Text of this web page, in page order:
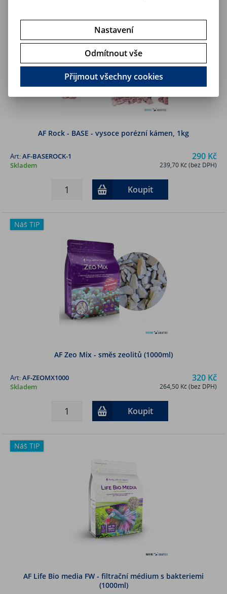
AF Rock - BASE - vysoce porézní kámen, 1kg
290 Kč
239,70 Kč (bez DPH)
Art:AF-BASEROCK-1
Skladem
Koupit
Náš TIP
AF Zeo Mix - směs zeolitů (1000ml)
320 Kč
264,50 Kč (bez DPH)
Art:AF-ZEOMX1000
Skladem
Koupit
Náš TIP
AF Life Bio media FW - filtrační médium s bakteriemi
(1000ml)
Nastavení
Odmítnout vše
Přijmout všechny cookies